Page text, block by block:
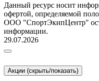
Данный ресурс носит
офертой, определяемой
ООО "СпортЭкипЦентр"
информации.
29.07.2026
Акции (скрыть/показать)